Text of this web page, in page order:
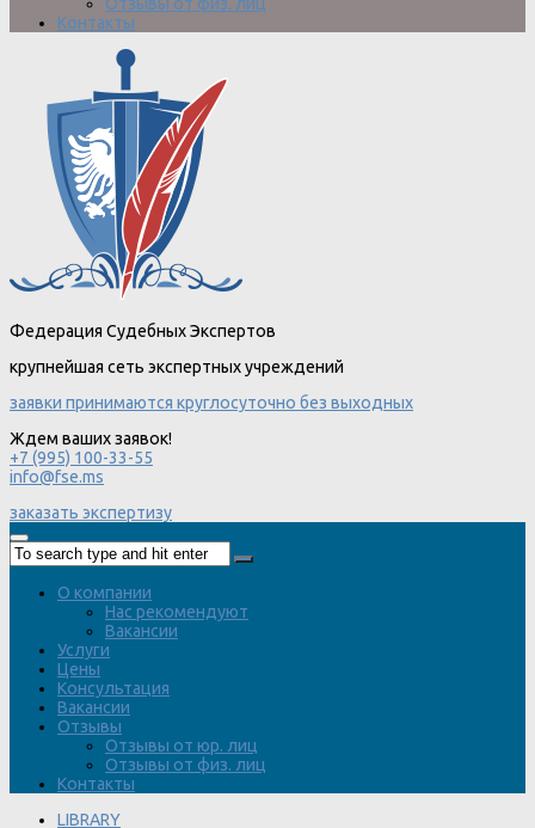
Отзывы от физ. лиц
Контакты
Федерация Судебных Экспертов
крупнейшая сеть экспертных учреждений
заявки принимаются круглосуточно без выходных
Ждем ваших заявок!
+7 (995) 100-33-55
info@fse.ms
заказать экспертизу
О компании
Нас рекомендуют
Вакансии
Услуги
Цены
Консультация
Вакансии
Отзывы
Отзывы от юр. лиц
Отзывы от физ. лиц
Контакты
LIBRARY